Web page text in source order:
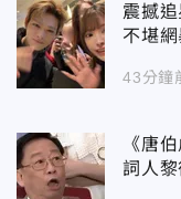
震撼
不堪
43分鐘
《唐
詞人